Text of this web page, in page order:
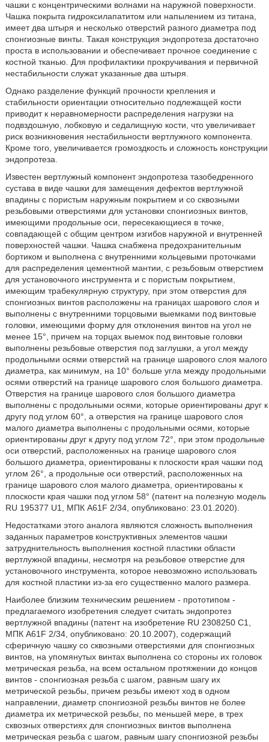
чашки с концентрическими волнами на наружной поверхности.
Чашка покрыта гидроксилапатитом или напылением из титана,
имеет два штыря и несколько отверстий разного диаметра под
спонгиозные винты. Такая конструкция эндопротеза достаточно
проста в использовании и обеспечивает прочное соединение с
костной тканью. Для профилактики прокручивания и первичной
нестабильности служат указанные два штыря.
Однако разделение функций прочности крепления и
стабильности ориентации относительно подлежащей кости
приводит к неравномерности распределения нагрузки на
подвздошную, лобковую и седалищную кости, что увеличивает
риск возникновения нестабильности вертлужного компонента.
Кроме того, увеличивается громоздкость и сложность конструкции
эндопротеза.
Известен вертлужный компонент эндопротеза тазобедренного
сустава в виде чашки для замещения дефектов вертлужной
впадины с пористым наружным покрытием и со сквозными
резьбовыми отверстиями для установки спонгиозных винтов,
имеющими продольные оси, пересекающиеся в точке,
совпадающей с общим центром изгибов наружной и внутренней
поверхностей чашки. Чашка снабжена предохранительным
бортиком и выполнена с внутренними кольцевыми проточками
для распределения цементной мантии, с резьбовым отверстием
для установочного инструмента и с пористым покрытием,
имеющим трабекулярную структуру, при этом отверстия для
спонгиозных винтов расположены на границах шарового слоя и
выполнены с внутренними торцовыми выемками под винтовые
головки, имеющими форму для отклонения винтов на угол не
менее 15°, причем на торцах выемок под винтовые головки
выполнены резьбовые отверстия под заглушки, а угол между
продольными осями отверстий на границе шарового слоя малого
диаметра, как минимум, на 10° больше угла между продольными
осями отверстий на границе шарового слоя большого диаметра.
Отверстия на границе шарового слоя большого диаметра
выполнены с продольными осями, которые ориентированы друг к
другу под углом 60°, а отверстия на границе шарового слоя
малого диаметра выполнены с продольными осями, которые
ориентированы друг к другу под углом 72°, при этом продольные
оси отверстий, расположенных на границе шарового слоя
большого диаметра, ориентированы к плоскости края чашки под
углом 26°, а продольные оси отверстий, расположенных на
границе шарового слоя малого диаметра, ориентированы к
плоскости края чашки под углом 58° (патент на полезную модель
RU 195377 U1, МПК A61F 2/34, опубликовано: 23.01.2020).
Недостатками этого аналога являются сложность выполнения
заданных параметров конструктивных элементов чашки
затруднительность выполнения костной пластики области
вертлужной впадины, несмотря на резьбовое отверстие для
установочного инструмента, которое невозможно использовать
для костной пластики из-за его существенно малого размера.
Наиболее близким техническим решением - прототипом -
предлагаемого изобретения следует считать эндопротез
вертлужной впадины (патент на изобретение RU 2308250 C1,
МПК A61F 2/34, опубликовано: 20.10.2007), содержащий
сферичную чашку со сквозными отверстиями для спонгиозных
винтов, на упомянутых винтах выполнена со стороны их головок
метрическая резьба, на всем остальном протяжении до концов
винтов - спонгиозная резьба с шагом, равным шагу их
метрической резьбы, причем резьбы имеют ход в одном
направлении, диаметр спонгиозной резьбы винтов не более
диаметра их метрической резьбы, по меньшей мере, в трех
сквозных отверстиях для спонгиозных винтов выполнена
метрическая резьба с шагом, равным шагу спонгиозной резьбы